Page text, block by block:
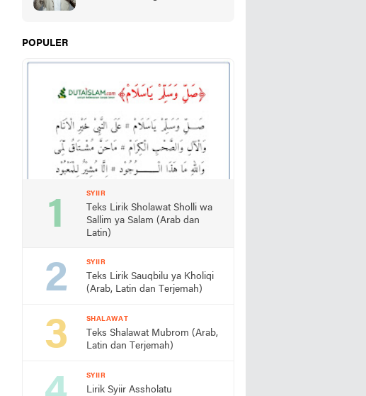
POPULER
SYIIR
Teks Lirik Sholawat Sholli wa
Sallim ya Salam (Arab dan
Latin)
SYIIR
Teks Lirik Sauqbilu ya Kholiqi
(Arab, Latin dan Terjemah)
SHALAWAT
Teks Shalawat Mubrom (Arab,
Latin dan Terjemah)
SYIIR
Lirik Syiir Assholatu